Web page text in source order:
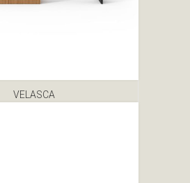
VELASCA